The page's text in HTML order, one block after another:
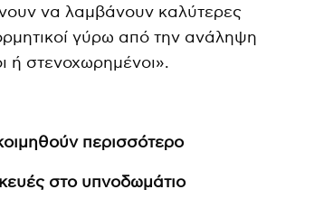
να λαμβάνουν καλύτερες
γύρω από την ανάληψη
ή στενοχωρημένοι».
περισσότερο
στο υπνοδωμάτιο